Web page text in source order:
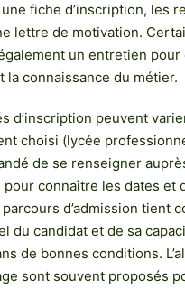
fiche d’inscription, les
lettre de motivation.
un entretien pour
la connaissance du métier.
d’inscription peuvent
choisi (lycée
de se renseigner
connaître les dates et
d’admission tient
du candidat et de sa
de bonnes conditions.
sont souvent proposés